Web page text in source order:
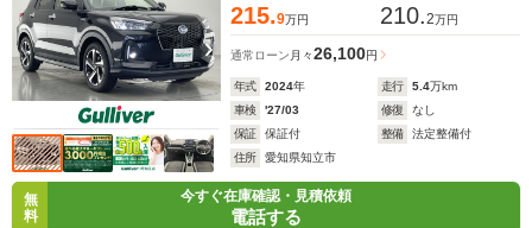
215.9万円 210.2万円
通常ローン 月々26,100円
年式 2024年 走行 5.4万km
車検
'27/03 修復
なし
保証
保証付 整備
法定整備付
住所
愛知県知立市
無
料
今すぐ在庫確認・見積依頼
電話する